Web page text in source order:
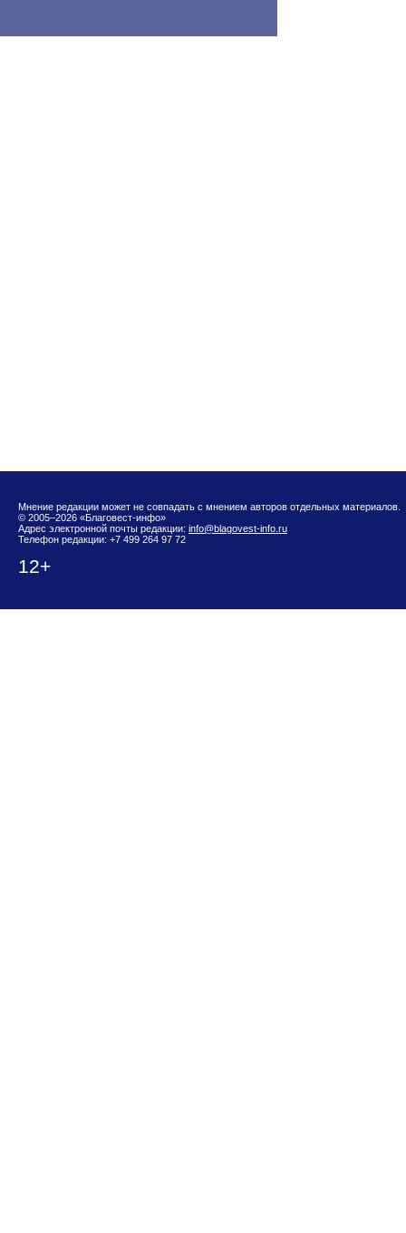
Мнение редакции может не совпадать с мнением авторов отдельных материалов.
© 2005–2026 «Благовест-инфо»
Адрес электронной почты редакции: info@blagovest-info.ru
Телефон редакции: +7 499 264 97 72
12+